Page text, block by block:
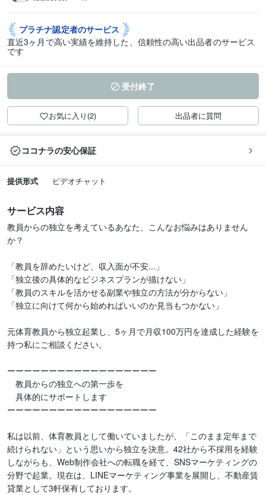
プラチナ認定者のサービス
直近3ヶ月で高い実績を維持した、信頼性の高い出品者のサービス
です
受付終了
お気に入り(2) 出品者に質問
ココナラの安心保証
提供形式 ビデオチャット
サービス内容
教員からの独立を考えているあなた、こんなお悩みはありません
か？
「教員を辞めたいけど、収入面が不安...」
「独立後の具体的なビジネスプランが描けない」
「教員のスキルを活かせる副業や独立の方法が分からない」
「独立に向けて何から始めればいいのか見当もつかない」
元体育教員から独立起業し、5ヶ月で月収100万円を達成した経験を
持つ私にご相談ください。
ーーーーーーーーーーーーーーーーーー
教員からの独立への第一歩を
具体的にサポートします
ーーーーーーーーーーーーーーーーーー
私は以前、体育教員として働いていましたが、「このまま定年まで
続けられない」という思いから独立を決意。42社から不採用を経験
しながらも、Web制作会社への転職を経て、SNSマーケティングの
分野で起業。現在は、LINEマーケティング事業を展開し、不動産賃
貸業として3軒保有しております。